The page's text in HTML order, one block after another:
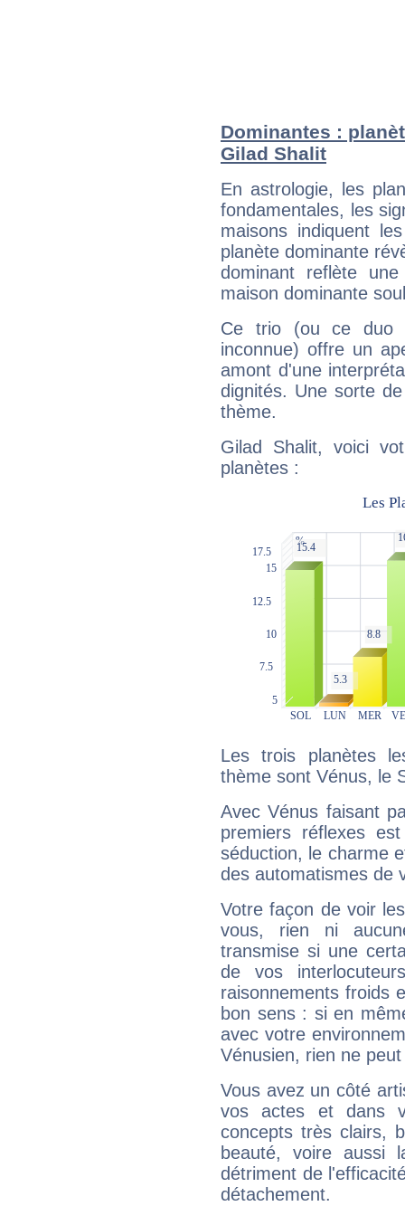
Dominantes :
Gilad Shalit
En astrologie, les
fondamentales, les
maisons indiquent
planète dominante
dominant reflète
maison dominante
Ce trio (ou ce duo
inconnue) offre un
amont d'une
dignités. Une sorte
thème.
Gilad Shalit, voici
planètes :
Les trois planètes
thème sont Vénus, le
Avec Vénus faisant
premiers réflexes
séduction, le charme
des automatismes de
Votre façon de voir
vous, rien ni
transmise si une
de vos
raisonnements froids
bon sens : si en
avec votre
Vénusien, rien ne
Vous avez un côté
vos actes et dans
concepts très clairs,
beauté, voire aussi
détriment de
détachement.